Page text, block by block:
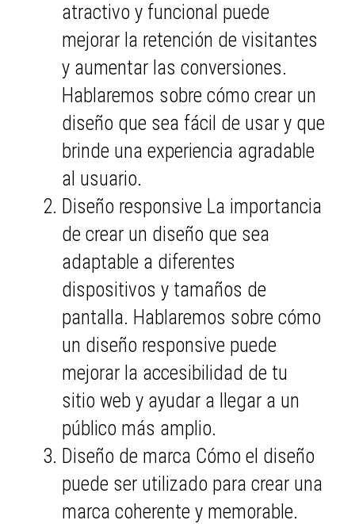
atractivo y funcional puede
mejorar la retención de visitantes
y aumentar las conversiones.
Hablaremos sobre cómo crear un
diseño que sea fácil de usar y que
brinde una experiencia agradable
al usuario.
Diseño responsive La importancia
de crear un diseño que sea
adaptable a diferentes
dispositivos y tamaños de
pantalla. Hablaremos sobre cómo
un diseño responsive puede
mejorar la accesibilidad de tu
sitio web y ayudar a llegar a un
público más amplio.
Diseño de marca Cómo el diseño
puede ser utilizado para crear una
marca coherente y memorable.